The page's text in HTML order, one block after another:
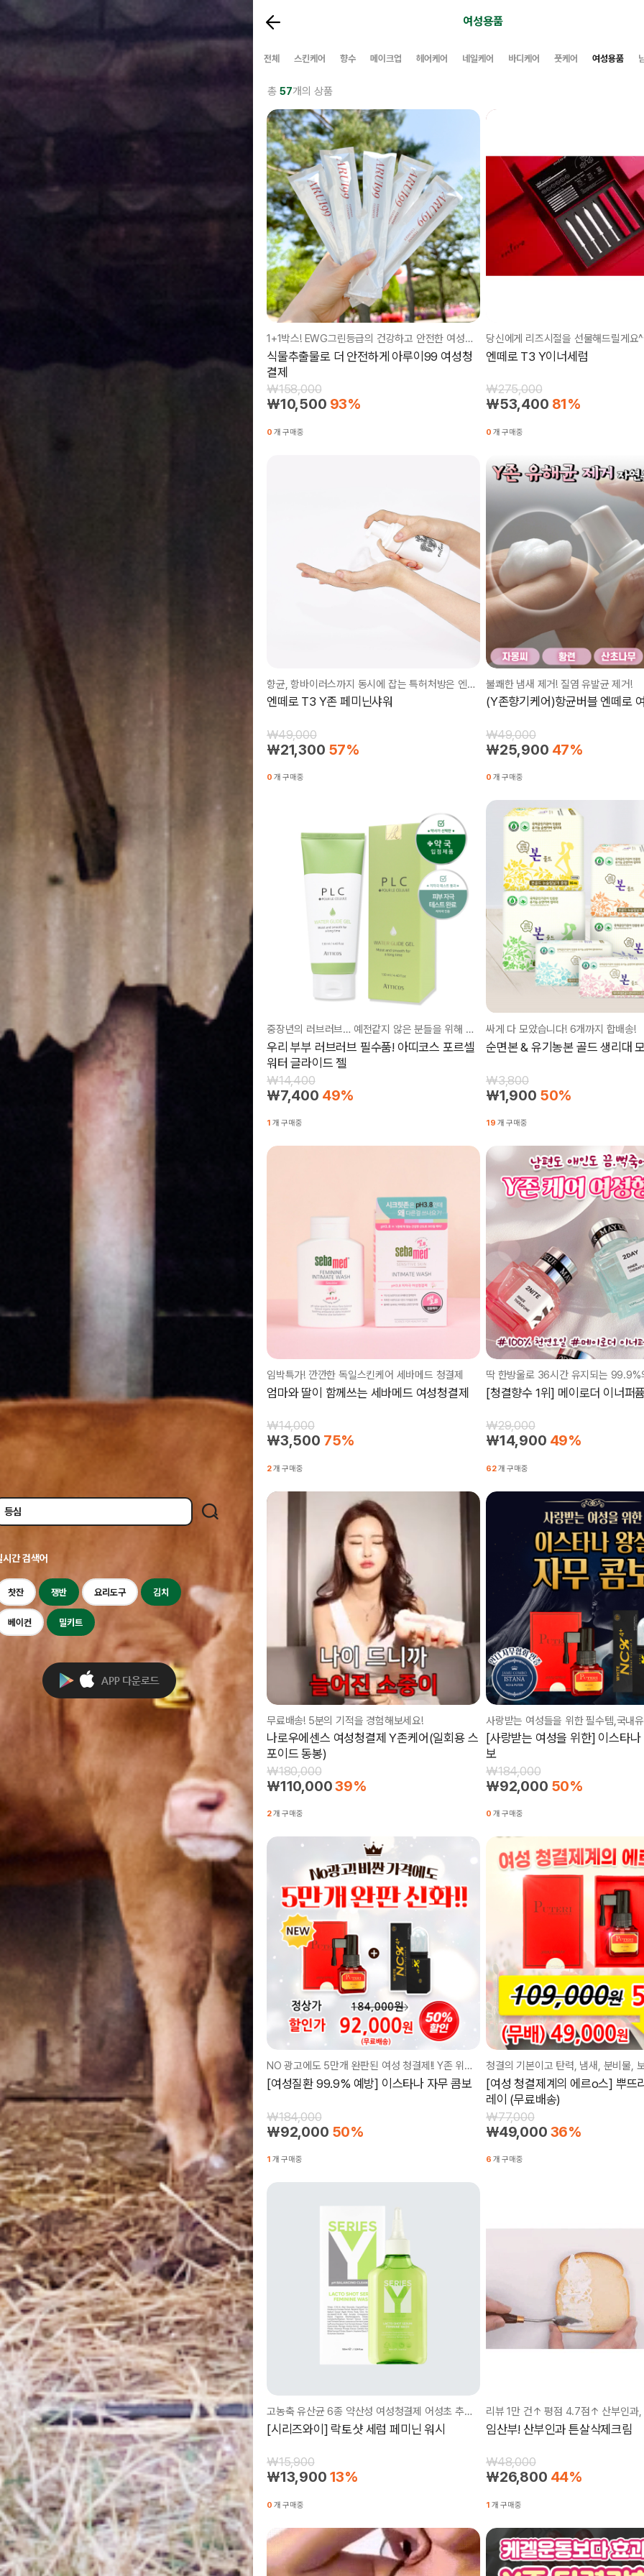
시간 검색어
찻잔 쟁반 요리도구 김치
베이컨 밀키트
여성용품
전체 스킨케어 향수 메이크업 헤어케어 네일케어 바디케어 풋케어 여성용품
총 57개의 상품
1+1박스! EWG그린등급의 건강하고 안전한 여성청결제
식물추출물로 더 안전하게 아루이99 여성청
결제
₩158,000
₩10,500 93%
0 개 구매중
당신에게 리즈시절을 선물해드릴게요
엔떼로 T3 Y이너세럼
₩275,000
₩53,400 81%
0 개 구매중
향균, 항바이러스까지 동시에 잡는 특허처방은 엔떼로 페미닌 샤워
엔떼로 T3 Y존 페미닌샤워
₩49,000
₩21,300 57%
0 개 구매중
불쾌한 냄새 제거! 질염 유발균 제거!
(Y존향기케어)항균버블 엔떼로
₩49,000
₩25,900 47%
0 개 구매중
중장년의 러브러브… 예전같지 않은 분들을 위해 준비했습니다!
우리 부부 러브러브 필수품! 아띠코스 포르셀
워터 글라이드 젤
₩14,400
₩7,400 49%
1 개 구매중
싸게 다 모았습니다! 6개까지 합배송!
순면본 & 유기농본 골드 생리대
₩3,800
₩1,900 50%
19 개 구매중
임박특가! 깐깐한 독일스킨케어 세바메드 청결제
엄마와 딸이 함께쓰는 세바메드 여성청결제
₩14,000
₩3,500 75%
2개 구매중
딱 한방울로 36시간 유지되는 99.9%
[청결향수 1위] 메이로더 이너퍼
₩29,000
₩14,900 49%
62개 구매중
무료배송! 5분의 기적을 경험해보세요!
나로우에센스 여성청결제 Y존케어(일회용 스
포이드 동봉)
₩180,000
₩110,00039%
2개 구매중
[사랑받는 여성을 위한] 이스타
보
₩184,000
₩92,000 50%
0 개 구매중
NO 광고에도 5만개 완판된 여성 청결제!! Y존 위생은 물론, 보습, 탄력, 타이트닝에도 효과적!!
[여성질환 99.9% 예방] 이스타나 자무 콤보
₩184,000
₩92,000 50%
1 개 구매중
[여성 청결제계의 에르o스] 뿌뜨
레이 (무료배송)
₩77,000
₩49,000 36%
6 개 구매중
고농축 유산균 6종 약산성 여성청결제 어성초 추출물!!
[시리즈와이] 락토샷 세럼 페미닌 워시
₩15,900
₩13,900 13%
0 개 구매중
임산부! 산부인과 튼살삭제크림
₩48,000
₩26,800 44%
1 개 구매중